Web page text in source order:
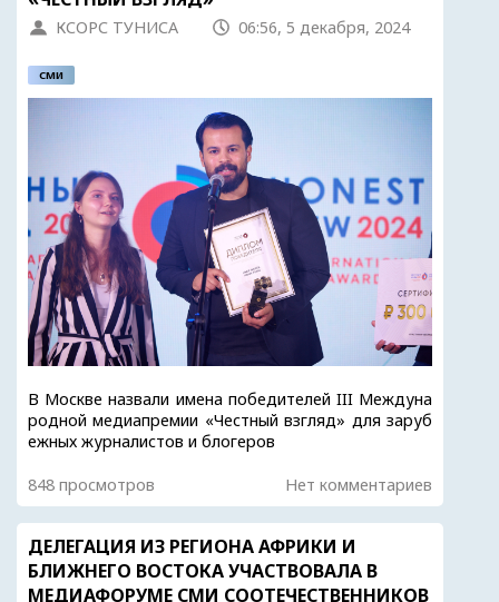
КСОРС ТУНИСА 06:56, 5 декабря, 2024
СМИ
В Москве назвали имена победителей III Междуна
родной медиапремии «Честный взгляд» для заруб
ежных журналистов и блогеров
848 просмотров Нет комментариев
ДЕЛЕГАЦИЯ ИЗ РЕГИОНА АФРИКИ И
БЛИЖНЕГО ВОСТОКА УЧАСТВОВАЛА В
МЕДИАФОРУМЕ СМИ СООТЕЧЕСТВЕННИКОВ